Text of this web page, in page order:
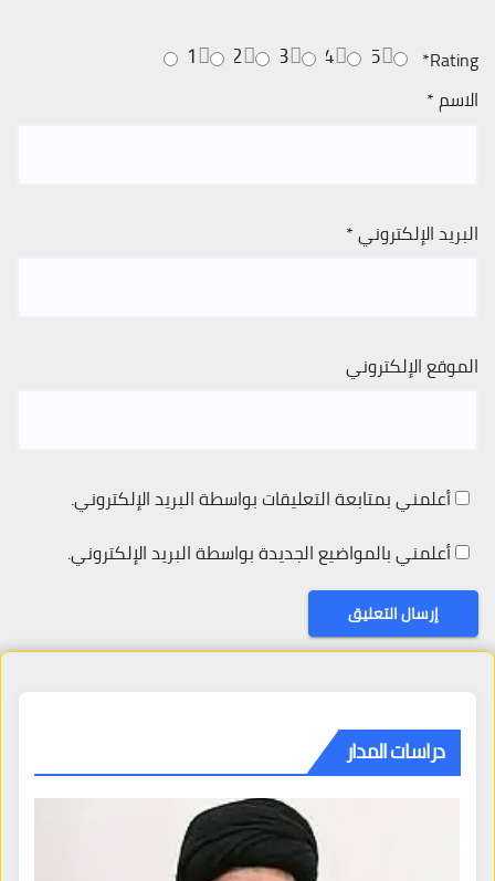
Rating
*
5
4
3
2
1
الاسم*
البريد الإلكتروني*
الموقع الإلكتروني
أعلمني بمتابعة التعليقات بواسطة البريد الإلكتروني.
أعلمني بالمواضيع الجديدة بواسطة البريد الإلكتروني.
دراسات المدار